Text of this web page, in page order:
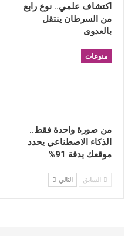
اكتشاف علمي.. نوع رابع
من السرطان ينتقل
بالعدوى
منوعات
من صورة واحدة فقط..
الذكاء الاصطناعي يحدد
موقعك بدقة 91%
السابق التالي